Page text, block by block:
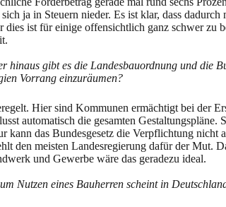
ja in Steuern nieder. Es ist klar, dass
ist für einige offensichtlich ganz schwer
gibt es die Landesbauordnung und die
Vorrang einzuräumen?
Hier sind Kommunen ermächtigt bei der
automatisch die gesamten
kann das Bundesgesetz die Verpflichtung
den meisten Landesregierung dafür der Mut.
und Gewerbe wäre das geradezu ideal.
Nutzen eines Bauherren scheint in